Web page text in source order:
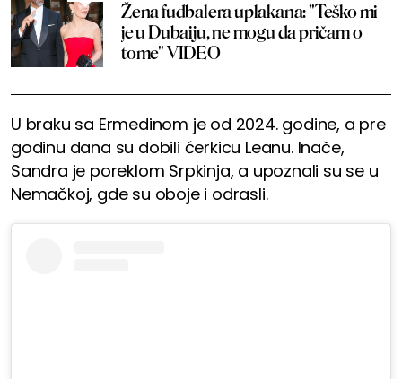
Žena fudbalera uplakana: "Teško mi
je u Dubaiju, ne mogu da pričam o
tome" VIDEO
U braku sa Ermedinom je od 2024. godine, a pre
godinu dana su dobili ćerkicu Leanu. Inače,
Sandra je poreklom Srpkinja, a upoznali su se u
Nemačkoj, gde su oboje i odrasli.